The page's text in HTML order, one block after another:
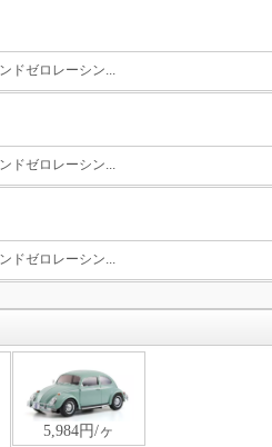
ドゼロレーシン...
ドゼロレーシン...
ドゼロレーシン...